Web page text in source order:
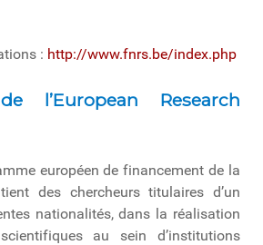
: http://www.fnrs.be/index.php
l’European Research
européen de financement de la
des chercheurs titulaires d’un
nationalités, dans la réalisation
au sein d’institutions